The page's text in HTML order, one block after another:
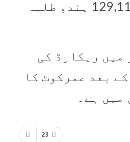
اس وقت سندھ بھر کے سرکاری اسکولوں میں 129,119 ہندو طلبہ
میں ریکارڈ کی
اس کے بعد عمرکوٹ کا
23